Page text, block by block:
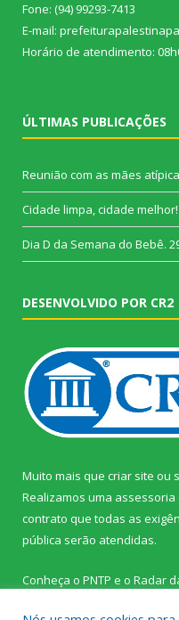
Fone: (94) 99293-7413
E-mail:
Horário de atendimento:
ÚLTIMAS PUBLICAÇÕES
Reunião com as mães
Cidade limpa, cidade melhor!
Dia D da Semana do Bebê.
DESENVOLVIDO POR CR2
Muito mais que criar site ou
Realizamos uma assessoria
contrato que todas as
pública serão atendidas.
Conheça o PNTP e o Radar